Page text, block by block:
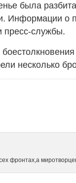
была
Информации о
пресс-службы.
несколько
фронтах,а